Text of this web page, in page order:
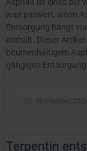
Asphalt ist eines der
was passiert, wenn
Entsorgung hängt
enthält. Dieser
bitumenhaltigem
gängigen
Terpentin